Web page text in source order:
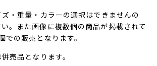
・重量・カラーの選択はできませんの
。また画像に複数個の商品が掲載されて
での販売となります。
売品となります。